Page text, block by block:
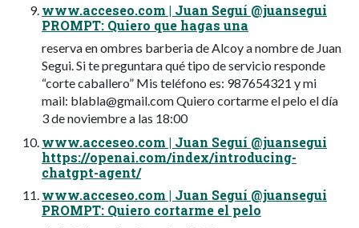
www.acceseo.com | Juan Seguí @juansegui
PROMPT: Quiero que hagas una
reserva en ombres barberia de Alcoy a nombre de Juan
Segui. Si te preguntara qué tipo de servicio responde
“corte caballero” Mis teléfono es: 987654321 y mi
mail: blabla@gmail.comQuiero cortarme el pelo el día
3 de noviembre a las 18:00
www.acceseo.com | Juan Seguí @juansegui
https://openai.com/index/introducing-
chatgpt-agent/
www.acceseo.com | Juan Seguí @juansegui
PROMPT: Quiero cortarme el pelo